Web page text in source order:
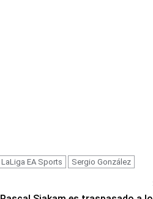
LaLiga EA Sports Sergio González